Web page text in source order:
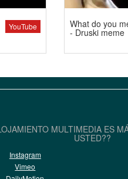
YouTube What do you
- Druski meme
MULTIMEDIA ES
USTED??
Instagram
Vimeo